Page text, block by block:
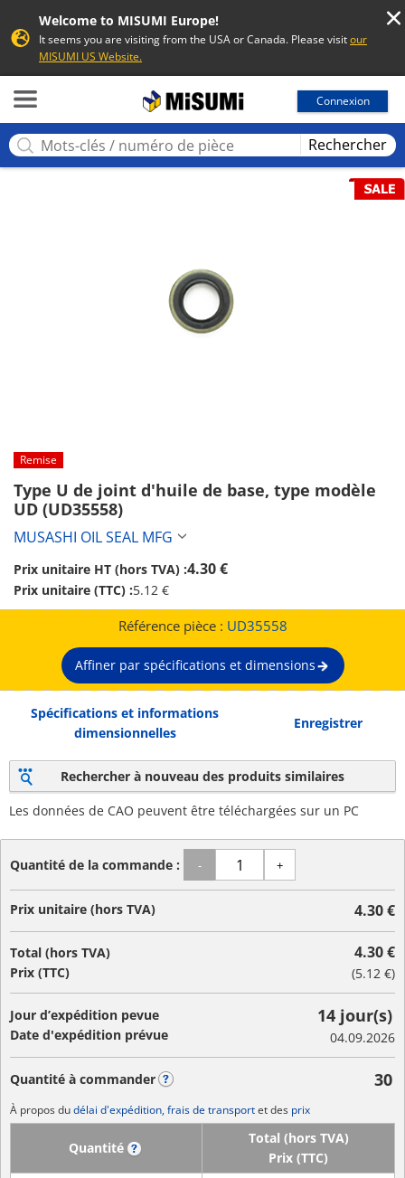
Welcome to MISUMI Europe!
It seems you are visiting from the USA or Canada. Please visitour
MISUMI US Website.
Connexion
Rechercher
Remise
Type U de joint d'huile de base, type modèle
UD (UD35558)
MUSASHI OIL SEAL MFG
Prix unitaire HT (hors TVA) :4.30 €
Prix unitaire (TTC) :5.12 €
Référence pièce : UD35558
Affiner par spécifications et dimensions
Spécifications et informations
dimensionnelles
Enregistrer
Rechercher à nouveau des produits similaires
Les données de CAO peuvent être téléchargées sur un PC
Quantité de la commande : - +
Prix unitaire (hors TVA) 4.30 €
Total (hors TVA)
Prix (TTC)
4.30 €
(5.12 €)
Jour d’expédition pevue
Date d'expédition prévue
14 jour(s)
04.09.2026
Quantité à commander 30
À propos dudélai d'expédition, frais de transportet des prix
Quantité
Total (hors TVA)
Prix (TTC)